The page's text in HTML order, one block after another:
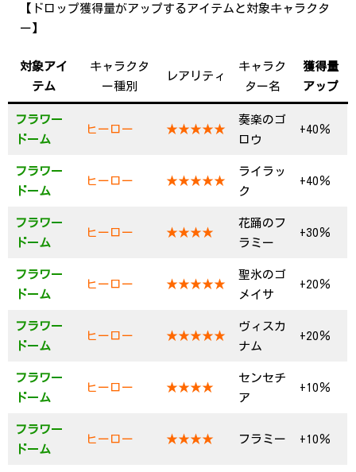
【ドロップ獲得量がアップするアイテムと対象キャラクタ
ー】
対象アイ
テム
キャラクタ
ー種別
レアリティ
キャラク
ター名
獲得量
アップ
フラワー
ドーム
ヒーロー ★★★★★
奏楽のゴ
ロウ
+40％
フラワー
ドーム
ヒーロー ★★★★★
ライラッ
ク
+40％
フラワー
ドーム
ヒーロー ★★★★
花踊のフ
ラミー
+30％
フラワー
ドーム
ヒーロー ★★★★★
聖氷のゴ
メイサ
+20％
フラワー
ドーム
ヒーロー ★★★★★
ヴィスカ
ナム
+20％
フラワー
ドーム
ヒーロー ★★★★
センセチ
ア
+10％
フラワー
ドーム
ヒーロー ★★★★ フラミー +10％